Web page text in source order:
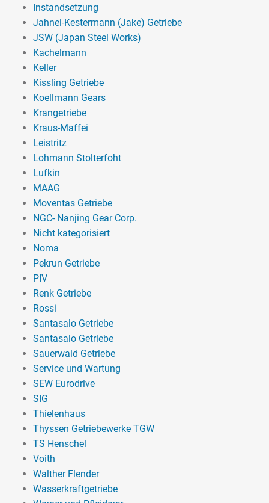
Instandsetzung
Jahnel-Kestermann (Jake) Getriebe
JSW (Japan Steel Works)
Kachelmann
Keller
Kissling Getriebe
Koellmann Gears
Krangetriebe
Kraus-Maffei
Leistritz
Lohmann Stolterfoht
Lufkin
MAAG
Moventas Getriebe
NGC- Nanjing Gear Corp.
Nicht kategorisiert
Noma
Pekrun Getriebe
PIV
Renk Getriebe
Rossi
Santasalo Getriebe
Santasalo Getriebe
Sauerwald Getriebe
Service und Wartung
SEW Eurodrive
SIG
Thielenhaus
Thyssen Getriebewerke TGW
TS Henschel
Voith
Walther Flender
Wasserkraftgetriebe